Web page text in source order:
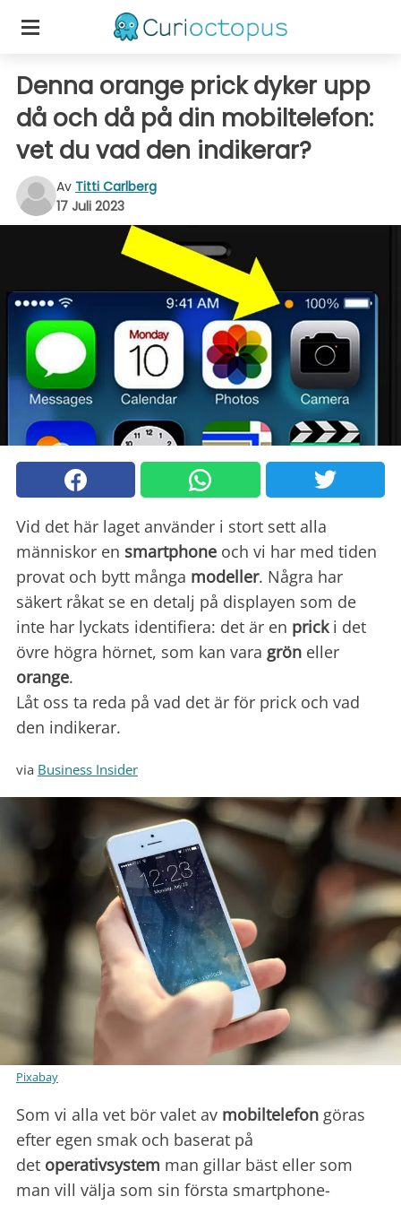
Denna orange prick dyker upp
då och då på din mobiltelefon:
vet du vad den indikerar?
Av Titti Carlberg
17 Juli 2023
Vid det här laget använder i stort sett alla
människor en smartphone och vi har med tiden
provat och bytt många modeller. Några har
säkert råkat se en detalj på displayen som de
inte har lyckats identifiera: det är en pricki det
övre högra hörnet, som kan vara grön eller
orange.
Låt oss ta reda på vad det är för prick och vad
den indikerar.
via Business Insider
Pixabay
Som vi alla vet bör valet av mobiltelefon göras
efter egen smak och baserat på
det operativsystem man gillar bäst eller som
man vill välja som sin första smartphone-